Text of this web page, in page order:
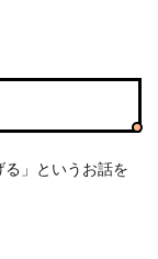
」というお話を